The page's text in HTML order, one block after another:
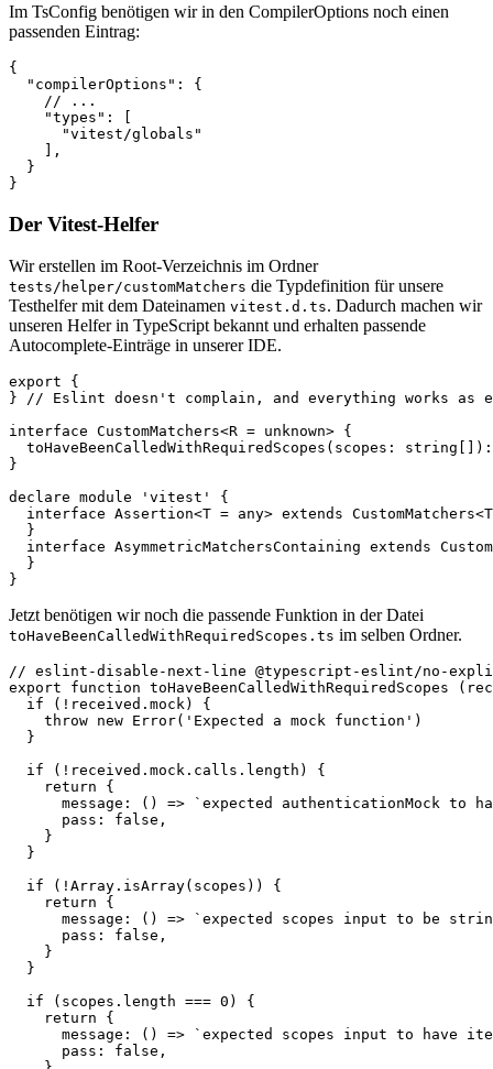
Im TsConfig benötigen wir in den CompilerOptions noch einen
passenden Eintrag:
{
  "compilerOptions": {
    // ...
    "types": [
      "vitest/globals"
    ],
  }
}
Der Vitest-Helfer
Wir erstellen im Root-Verzeichnis im Ordner
tests/helper/customMatchers die Typdefinition für unsere
Testhelfer mit dem Dateinamen vitest.d.ts. Dadurch machen wir
unseren Helfer in TypeScript bekannt und erhalten passende
Autocomplete-Einträge in unserer IDE.
export {
} // Eslint doesn't complain, and everything works
interface CustomMatchers<R = unknown> {
toHaveBeenCalledWithRequiredScopes(scopes:
}
declare module 'vitest' {
interface Assertion<T = any> extends
  }
interface AsymmetricMatchersContaining extends
  }
}
Jetzt benötigen wir noch die passende Funktion in der Datei
toHaveBeenCalledWithRequiredScopes.ts im selben Ordner.
// eslint-disable-next-line @typescript-eslint/no-
export function
  if (!received.mock) {
    throw new Error('Expected a mock function')
  }
  if (!received.mock.calls.length) {
    return {
message: () => `expected authenticationMock to
      pass: false,
    }
  }
  if (!Array.isArray(scopes)) {
    return {
message: () => `expected scopes input to be
      pass: false,
    }
  }
  if (scopes.length === 0) {
    return {
message: () => `expected scopes input to have
      pass: false,